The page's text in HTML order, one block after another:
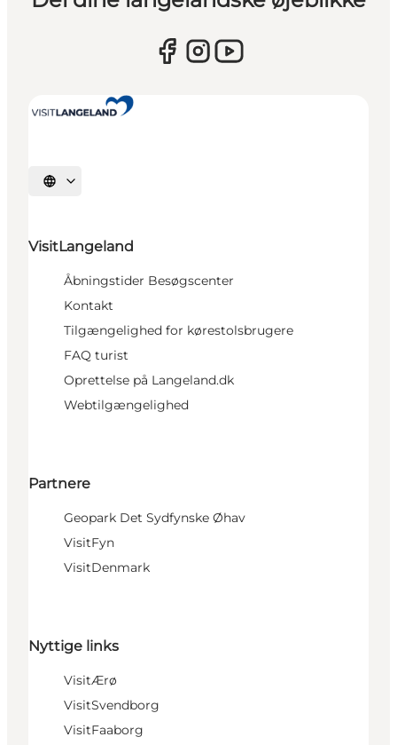
Vælg sprog
VisitLangeland
Åbningstider Besøgscenter
Kontakt
Tilgængelighed for kørestolsbrugere
FAQ turist
Oprettelse på Langeland.dk
Webtilgængelighed
Partnere
Geopark Det Sydfynske Øhav
VisitFyn
VisitDenmark
Nyttige links
VisitÆrø
VisitSvendborg
VisitFaaborg